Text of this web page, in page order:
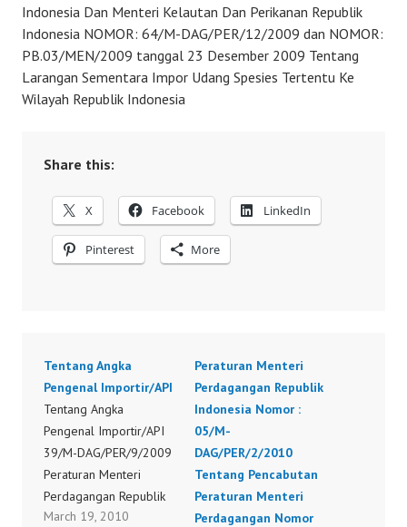
Indonesia Dan Menteri Kelautan Dan Perikanan Republik
Indonesia NOMOR: 64/M-DAG/PER/12/2009 dan NOMOR:
PB.03/MEN/2009 tanggal 23 Desember 2009 Tentang
Larangan Sementara Impor Udang Spesies Tertentu Ke
Wilayah Republik Indonesia
Share this:
X Facebook LinkedIn
Pinterest More
Tentang Angka
Pengenal Importir/API
Tentang Angka
Pengenal Importir/API
39/M-DAG/PER/9/2009
Peraturan Menteri
Perdagangan Republik
Indonesia Nomor :
March 19, 2010
Peraturan Menteri
Perdagangan Republik
Indonesia Nomor :
05/M-
DAG/PER/2/2010
Tentang Pencabutan
Peraturan Menteri
Perdagangan Nomor